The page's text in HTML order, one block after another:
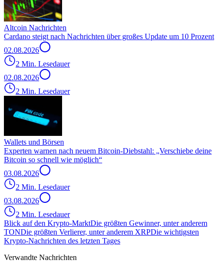
Altcoin Nachrichten
Cardano steigt nach Nachrichten über großes Update um 10 Prozent
02.08.2026
2 Min. Lesedauer
02.08.2026
2 Min. Lesedauer
Wallets und Börsen
Experten warnen nach neuem Bitcoin-Diebstahl: „Verschiebe deine
Bitcoin so schnell wie möglich“
03.08.2026
2 Min. Lesedauer
03.08.2026
2 Min. Lesedauer
Blick auf den Krypto-MarktDie größten Gewinner, unter anderem
TONDie größten Verlierer, unter anderem XRPDie wichtigsten
Krypto-Nachrichten des letzten Tages
Verwandte Nachrichten